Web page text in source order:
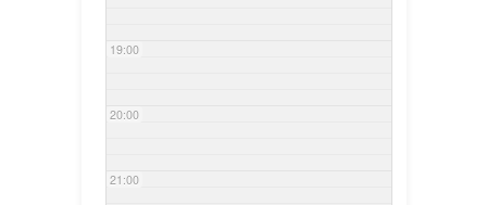
19:00
20:00
21:00